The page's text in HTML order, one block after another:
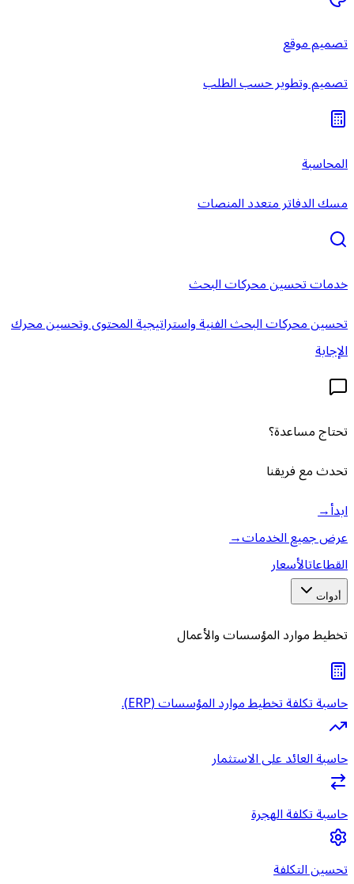
تصميم موقع
تصميم وتطوير حسب الطلب
المحاسبة
مسك الدفاتر متعدد المنصات
خدمات تحسين محركات البحث
تحسين محركات البحث الفنية واستراتيجية المحتوى وتحسين محرك
الإجابة
تحتاج مساعدة؟
تحدث مع فريقنا
ابدأ→
عرض جميع الخدمات→
القطاعاتالأسعار
أدوات
تخطيط موارد المؤسسات والأعمال
حاسبة تكلفة تخطيط موارد المؤسسات (ERP).
حاسبة العائد على الاستثمار
حاسبة تكلفة الهجرة
تحسين التكلفة